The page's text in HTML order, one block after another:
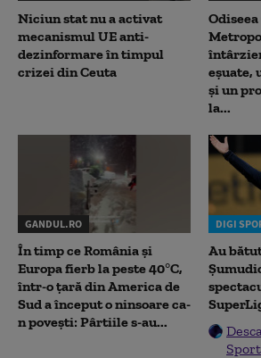
Niciun stat nu a activat
mecanismul UE anti-
dezinformare în timpul
crizei din Ceuta
eșuate,
și un
la...
GANDUL.RO
În timp ce România și
Europa fierb la peste 40°C,
într-o țară din America de
Sud a început o ninsoare ca-
n povești: Pârtiile s-au...
DIGI
Au
Sport